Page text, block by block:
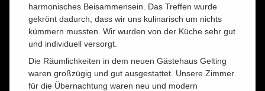
harmonisches Beisammensein. Das Treffen wurde
gekrönt dadurch, dass wir uns kulinarisch um nichts
kümmern mussten. Wir wurden von der Küche sehr gut
und individuell versorgt.
Die Räumlichkeiten in dem neuen Gästehaus Gelting
waren großzügig und gut ausgestattet. Unsere Zimmer
für die Übernachtung waren neu und modern